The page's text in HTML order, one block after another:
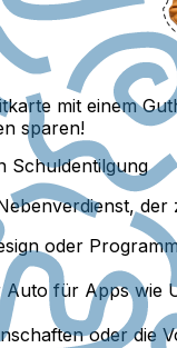
mit einem
sparen!
Schuldentilgung
oder
für Apps wie
oder die